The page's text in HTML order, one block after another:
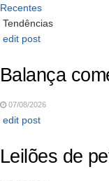
Recentes
Tendências
edit post
Balança
07/08/2026
edit post
Leilões de